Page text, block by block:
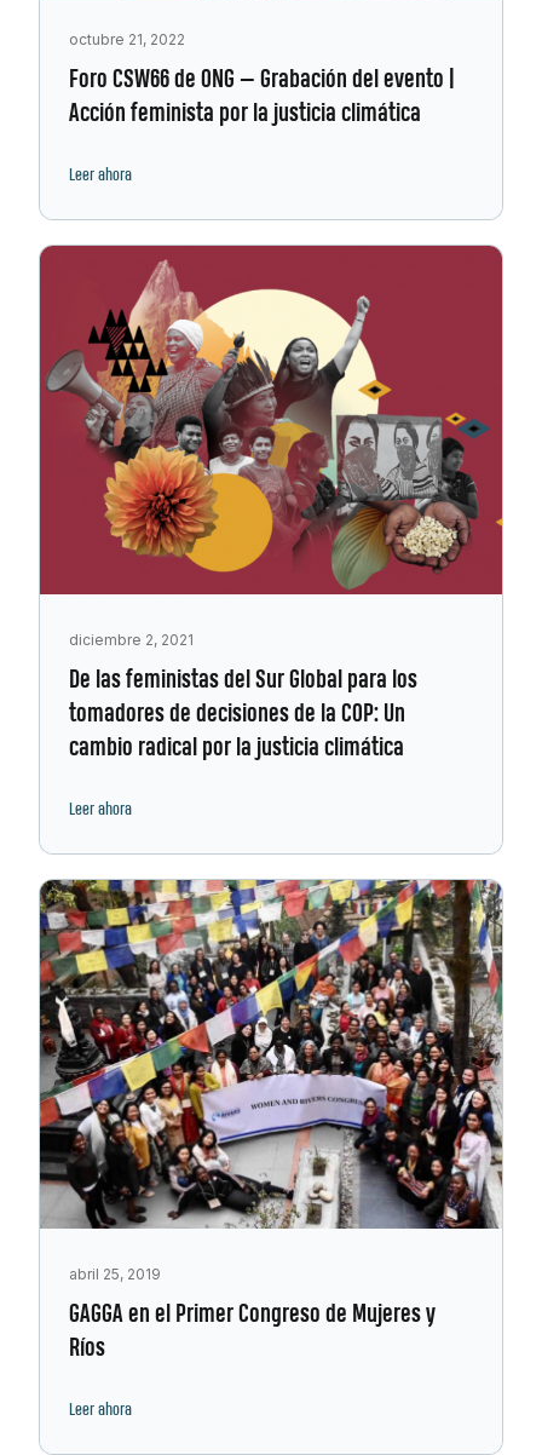
octubre 21, 2022
Foro CSW66 de ONG — Grabación del evento |
Acción feminista por la justicia climática
Leer ahora
diciembre 2, 2021
De las feministas del Sur Global para los
tomadores de decisiones de la COP: Un
cambio radical por la justicia climática
Leer ahora
abril 25, 2019
GAGGA en el Primer Congreso de Mujeres y
Ríos
Leer ahora